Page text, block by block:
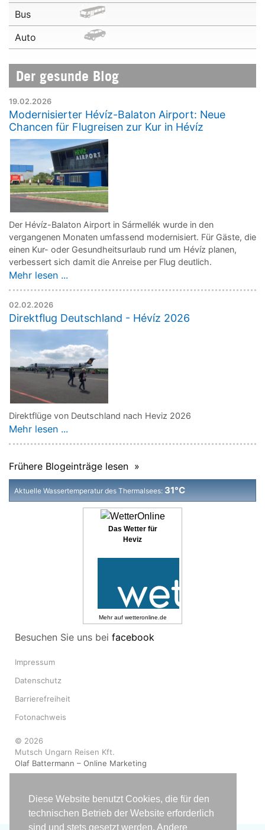
Diese Website benutzt Cookies, die für den
technischen Betrieb der Website erforderlich
sind und stets gesetzt werden. Andere
Bus
Auto
Der gesunde Blog
19.02.2026
Modernisierter Hévíz-Balaton Airport: Neue
Chancen für Flugreisen zur Kur in Hévíz
Der Hévíz-Balaton Airport in Sármellék wurde in den
vergangenen Monaten umfassend modernisiert. Für Gäste, die
einen Kur- oder Gesundheitsurlaub rund um Hévíz planen,
verbessert sich damit die Anreise per Flug deutlich.
Mehr lesen ...
02.02.2026
Direktflug Deutschland - Hévíz 2026
Direktflüge von Deutschland nach Heviz 2026
Mehr lesen ...
Frühere Blogeinträge lesen »
Aktuelle Wassertemperatur des Thermalsees: 31°C
Das Wetter für
Heviz
Mehr auf wetteronline.de
Besuchen Sie uns bei facebook
Impressum
Datenschutz
Barrierefreiheit
Fotonachweis
© 2026
Mutsch Ungarn Reisen Kft.
Olaf Battermann – Online Marketing